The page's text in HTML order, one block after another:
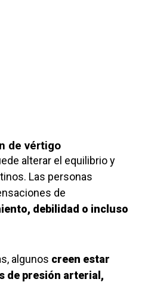
de vértigo
alterar el equilibrio y
Las personas
de
debilidad o incluso
algunos creen estar
de presión arterial,